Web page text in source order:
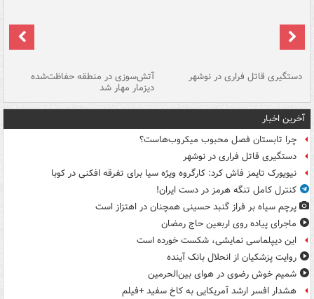
دستگیری قاتل فراری در نوشهر آتش‌سوزی در منطقه حفاظت‌شده
دیزمار مهار شد
آخرین اخبار
چرا تابستان فصل محبوب میکروب‌هاست؟
دستگیری قاتل فراری در نوشهر
نیویورک تایمز فاش کرد: کارگروه ویژه سیا برای تفرقه افکنی در کوبا
کنترل کامل تنگه هرمز در دست ایران!
پرچم سیاه بر فراز گنبد حسینی همچنان در اهتزاز است
ماجرای پیاده روی اربعین حاج رمضان
این دیپلماسی نمایشی، شکست خورده است
روایت پزشکیان از انحلال بانک آینده
شمیم خوش رضوی در هوای بین‌الحرمین
هشدار افسر ارشد آمریکایی به کاخ سفید +فیلم